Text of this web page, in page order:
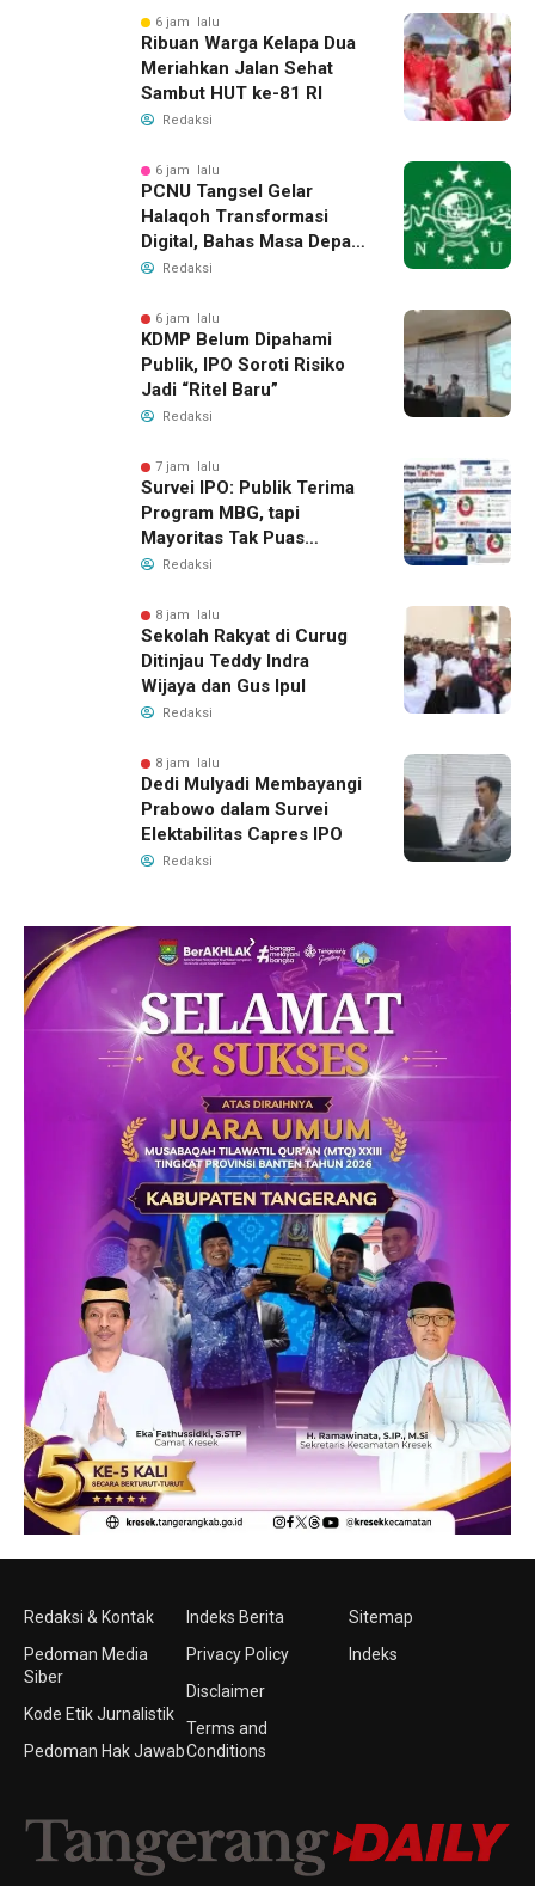
6 jam lalu
Ribuan Warga Kelapa Dua
Meriahkan Jalan Sehat
Sambut HUT ke-81 RI
Redaksi
6 jam lalu
PCNU Tangsel Gelar
Halaqoh Transformasi
Digital, Bahas Masa Depan
NU di Era Disrupsi
Redaksi
6 jam lalu
KDMP Belum Dipahami
Publik, IPO Soroti Risiko
Jadi “Ritel Baru”
Redaksi
7 jam lalu
Survei IPO: Publik Terima
Program MBG, tapi
Mayoritas Tak Puas
dengan Pengelolaannya
Redaksi
8 jam lalu
Sekolah Rakyat di Curug
Ditinjau Teddy Indra
Wijaya dan Gus Ipul
Redaksi
8 jam lalu
Dedi Mulyadi Membayangi
Prabowo dalam Survei
Elektabilitas Capres IPO
Redaksi
Redaksi & Kontak
Pedoman Media
Siber
Kode Etik Jurnalistik
Pedoman Hak Jawab
Indeks Berita
Privacy Policy
Disclaimer
Terms and
Conditions
Sitemap
Indeks